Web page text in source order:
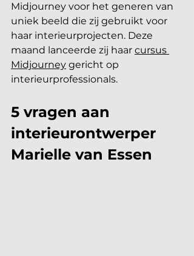
Midjourney voor het generen van
uniek beeld die zij gebruikt voor
haar interieurprojecten. Deze
maand lanceerde zij haar cursus
Midjourney gericht op
interieurprofessionals.
5 vragen aan
interieurontwerper
Marielle van Essen